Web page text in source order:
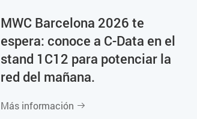
MWC Barcelona 2026 te
espera: conoce a C-Data en el
stand 1C12 para potenciar la
red del mañana.
Más información 